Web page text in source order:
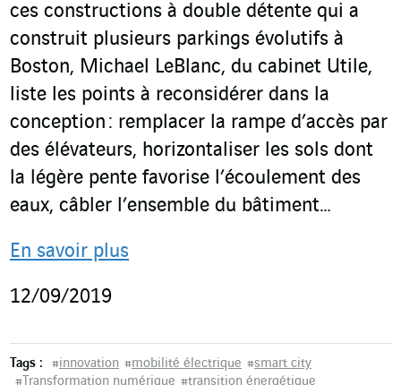
ces constructions à double détente qui a
construit plusieurs parkings évolutifs à
Boston, Michael LeBlanc, du cabinet Utile,
liste les points à reconsidérer dans la
conception : remplacer la rampe d’accès par
des élévateurs, horizontaliser les sols dont
la légère pente favorise l’écoulement des
eaux, câbler l’ensemble du bâtiment…
En savoir plus
12/09/2019
Tags : #innovation #mobilité électrique #smart city
#Transformation numérique #transition énergétique